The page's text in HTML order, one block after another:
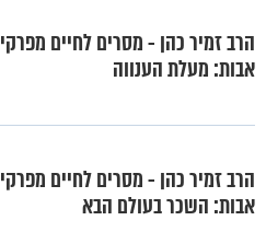
הרב זמיר כהן - מסרים לחיים מפרקי
אבות: מעלת הענווה
הרב זמיר כהן - מסרים לחיים מפרקי
אבות: השכר בעולם הבא